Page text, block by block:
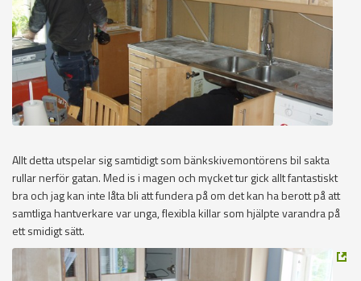
Allt detta utspelar sig samtidigt som bänkskivemontörens bil sakta
rullar nerför gatan. Med is i magen och mycket tur gick allt fantastiskt
bra och jag kan inte låta bli att fundera på om det kan ha berott på att
samtliga hantverkare var unga, flexibla killar som hjälpte varandra på
ett smidigt sätt.